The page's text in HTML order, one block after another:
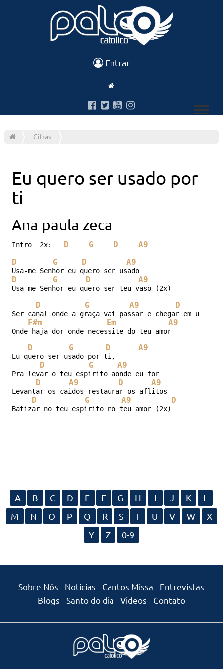
Entrar
Cifras
-
Eu quero ser usado por
ti
Ana paula zeca
Intro  2x: D G D
A9
D
G D A9
Usa-me Senhor eu quero ser usado
D G D A9
Usa-me Senhor eu quero ser teu vaso (2x)
D G A9 D
Ser canal onde a graça vai passar e chegar em um
F#m Em A9
Onde haja dor onde necessite do teu amor
D G D A9
Eu quero ser usado por ti,
D G A9
Pra levar o teu espirito aonde eu for
D A9 D A9
Levantar os caidos restaurar os aflitos
D G A9 D
Batizar no teu espirito no teu amor (2x)
A B C D E F G H I J K
L
M
N O P Q R S T U V W
X
Y
Z 0-9
Sobre Nós Notícias Cantos Missa
Entrevistas
Blogs
Santo do dia Videos Contato